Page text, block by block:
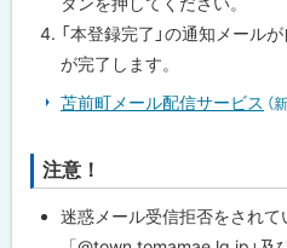
「本登録完了」の通知メール
が完了します。
苫前町メール配信サービス （
ト注意！
迷惑メール受信拒否をされて